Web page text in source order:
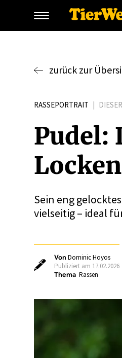
zurück zur
RASSEPORTRAIT |
Pudel:
Locken
Sein eng
vielseitig – ideal
VonDominic Hoyos
Publiziert am 17.02.2026
Thema Rassen